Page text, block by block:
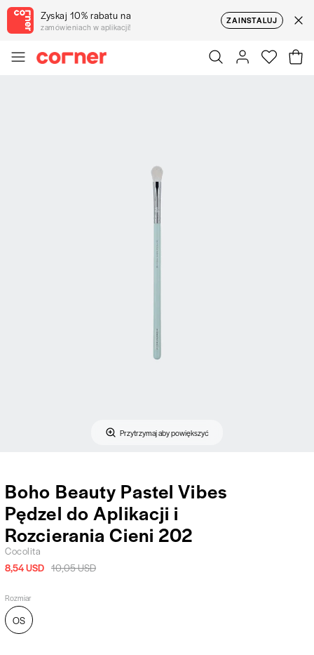
Zyskaj 10% rabatu na
zamówieniach w aplikacji!
ZAINSTALUJ
Przytrzymaj aby powiększyć
Boho Beauty Pastel Vibes
Pędzel do Aplikacji i
Rozcierania Cieni 202
Cocolita
8,54 USD 10,05 USD
Rozmiar
OS